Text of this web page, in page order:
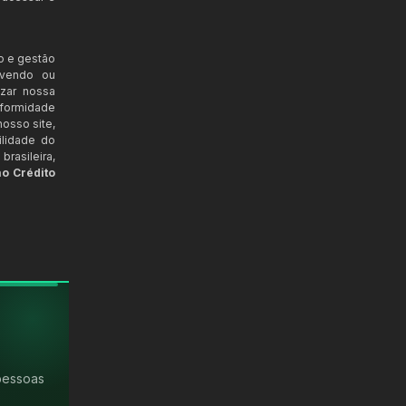
e gestão
ou
nossa
site,
do
Crédito